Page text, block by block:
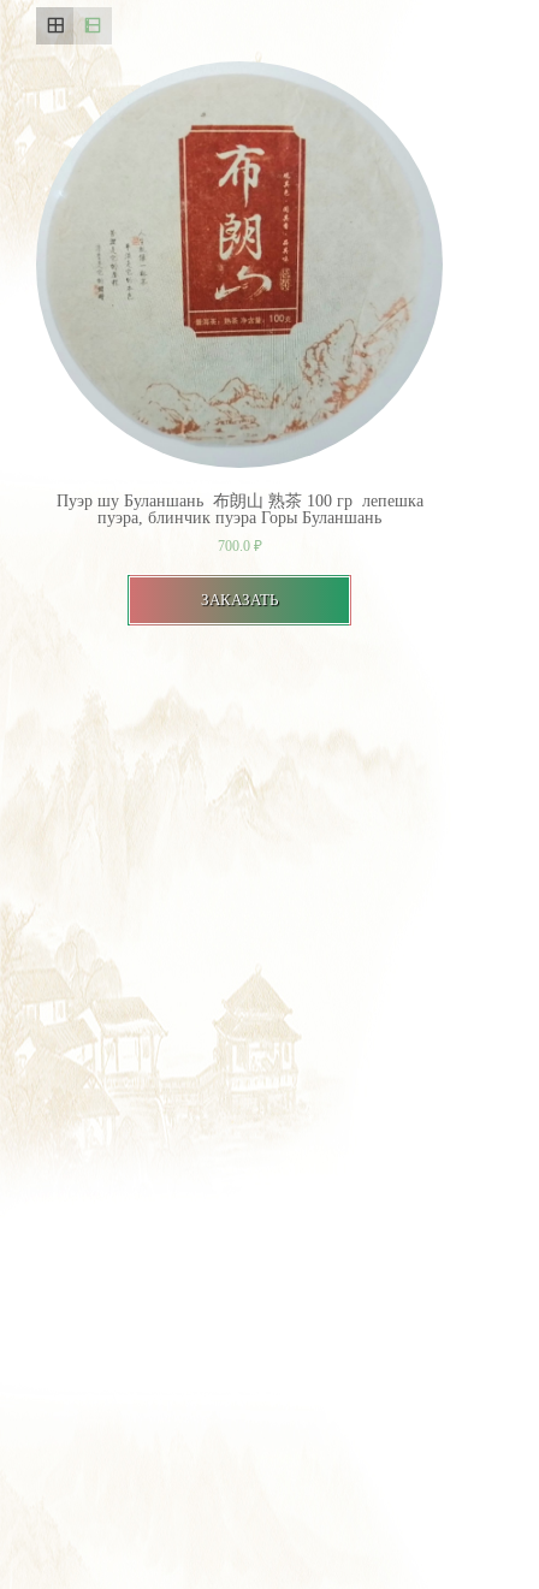
Пуэр шу Буланшань 布朗山 熟茶 100 гр лепешка
пуэра, блинчик пуэра Горы Буланшань
700.0 ₽
ЗАКАЗАТЬ